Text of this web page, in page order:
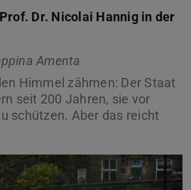
Dr. Nicolai Hannig in der
Amenta
Himmel zähmen: Der Staat
seit 200 Jahren, sie vor
schützen. Aber das reicht